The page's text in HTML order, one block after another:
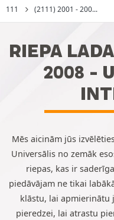
111 (2111) 2001 - 200...
RIEPA
2008 -
Mēs aicinām jūs
Universālis no zemāk
riepas, kas ir
piedāvājam ne tikai
klāstu, lai apmierinātu
pieredzei, lai atrastu